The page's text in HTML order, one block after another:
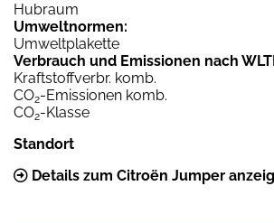
Hubraum
Umweltnormen:
Umweltplakette
Verbrauch und Emissionen nach
Kraftstoffverbr. komb.
CO2-Emissionen komb.
CO2-Klasse
Standort
Details zum Citroën Jumper